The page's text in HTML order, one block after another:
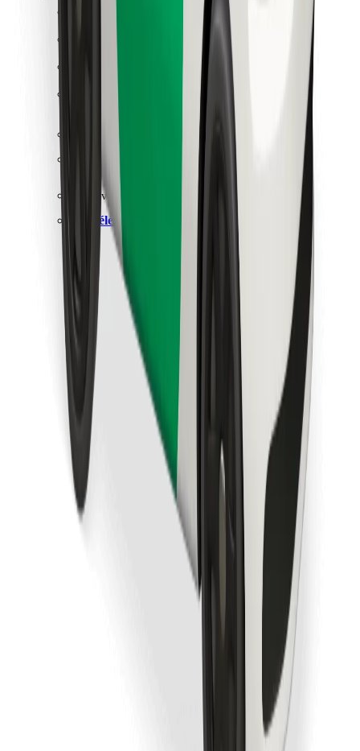
Conditions générales
Obtenez un trajet en quelques minutes !
Télécharger l'appli Bolt
Retrouvez tous vos plats favoris !
Télécharger l'appli Bolt Food